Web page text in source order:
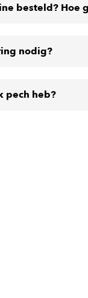
besteld? Hoe
nodig?
pech heb?